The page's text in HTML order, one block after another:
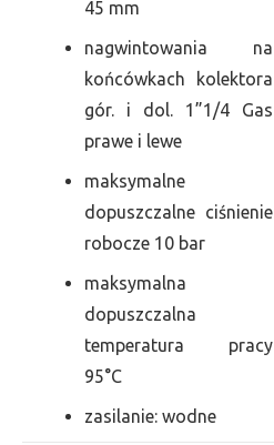
45 mm
nagwintowania na
końcówkach kolektora
gór. i dol. 1”1/4 Gas
prawe i lewe
maksymalne
dopuszczalne ciśnienie
robocze 10 bar
maksymalna
dopuszczalna
temperatura pracy
95°C
zasilanie: wodne